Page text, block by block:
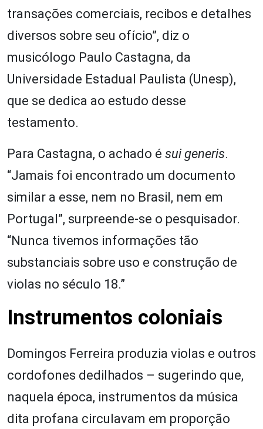
transações comerciais, recibos e detalhes
diversos sobre seu ofício”, diz o
musicólogo Paulo Castagna, da
Universidade Estadual Paulista (Unesp),
que se dedica ao estudo desse
testamento.
Para Castagna, o achado é sui generis.
“Jamais foi encontrado um documento
similar a esse, nem no Brasil, nem em
Portugal”, surpreende-se o pesquisador.
“Nunca tivemos informações tão
substanciais sobre uso e construção de
violas no século 18.”
Instrumentos coloniais
Domingos Ferreira produzia violas e outros
cordofones dedilhados – sugerindo que,
naquela época, instrumentos da música
dita profana circulavam em proporção